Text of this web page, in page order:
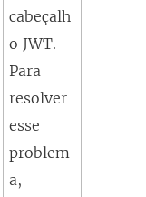
cabeçalh
o JWT.
Para
resolver
esse
problem
a,